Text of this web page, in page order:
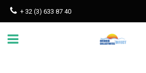
+ 32 (3) 633 87 40